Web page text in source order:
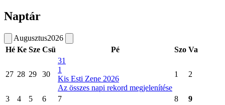
Naptár
Augusztus2026
Hé Ke Sze Csü Pé Szo Va
27 28 29 30
31
1
Kis Esti Zene 2026
Az összes napi rekord megjelenítése
1 2
3 4 5 6 7 8 9